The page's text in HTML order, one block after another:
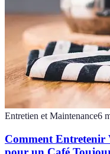
Entretien et Maintenance6
Comment Entretenir